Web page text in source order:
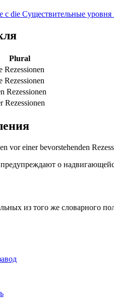
с die Существительные уровня
Plural
Rezessionen
Rezessionen
Rezessionen
Rezessionen
vor einer bevorstehenden
о
из того же словарного